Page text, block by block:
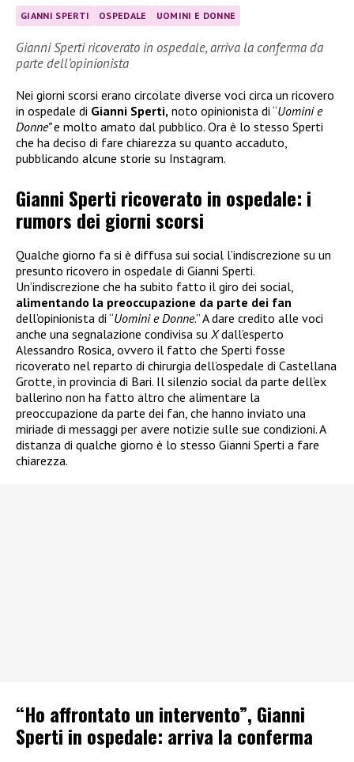
GIANNI SPERTI OSPEDALE UOMINI E DONNE
Gianni Sperti ricoverato in ospedale, arriva la conferma da
parte dell’opinionista
Nei giorni scorsi erano circolate diverse voci circa un ricovero
in ospedale di Gianni Sperti, noto opinionista di “Uomini e
Donne”e molto amato dal pubblico. Ora è lo stesso Sperti
che ha deciso di fare chiarezza su quanto accaduto,
pubblicando alcune storie su Instagram.
Gianni Sperti ricoverato in ospedale: i
rumors dei giorni scorsi
Qualche giorno fa si è diffusa sui social l’indiscrezione su un
presunto ricovero in ospedale di Gianni Sperti.
Un’indiscrezione che ha subito fatto il giro dei social,
alimentando la preoccupazione da parte dei fan
dell’opinionista di “Uomini e Donne.” A dare credito alle voci
anche una segnalazione condivisa su Xdall’esperto
Alessandro Rosica, ovvero il fatto che Sperti fosse
ricoverato nel reparto di chirurgia dell’ospedale di Castellana
Grotte, in provincia di Bari. Il silenzio social da parte dell’ex
ballerino non ha fatto altro che alimentare la
preoccupazione da parte dei fan, che hanno inviato una
miriade di messaggi per avere notizie sulle sue condizioni. A
distanza di qualche giorno è lo stesso Gianni Sperti a fare
chiarezza.
“Ho affrontato un intervento”, Gianni
Sperti in ospedale: arriva la conferma